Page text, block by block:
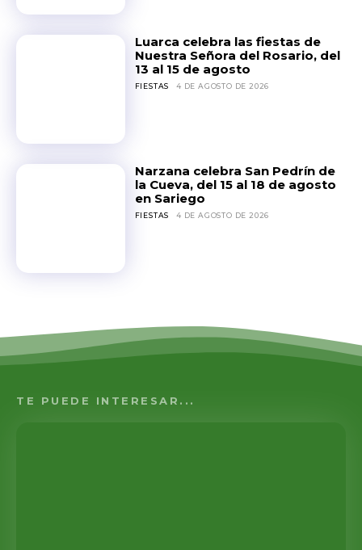
Luarca celebra las fiestas de
Nuestra Señora del Rosario, del
13 al 15 de agosto
FIESTAS 4 DE AGOSTO DE 2026
Narzana celebra San Pedrín de
la Cueva, del 15 al 18 de agosto
en Sariego
FIESTAS 4 DE AGOSTO DE 2026
TE PUEDE INTERESAR...